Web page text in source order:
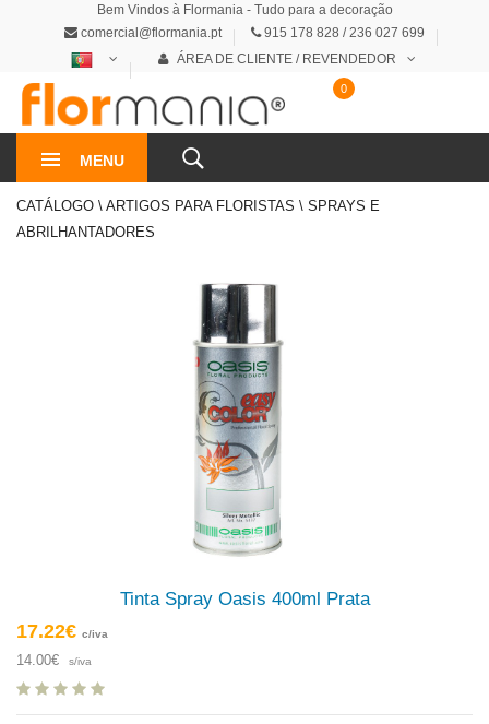
Bem Vindos à Flormania - Tudo para a decoração
comercial@flormania.pt
915 178 828 / 236 027 699
ÁREA DE CLIENTE / REVENDEDOR
MENU
0
CATÁLOGO \ ARTIGOS PARA FLORISTAS \ SPRAYS E
ABRILHANTADORES
Tinta Spray Oasis 400ml Prata
17.22€ c/iva
14.00€ s/iva